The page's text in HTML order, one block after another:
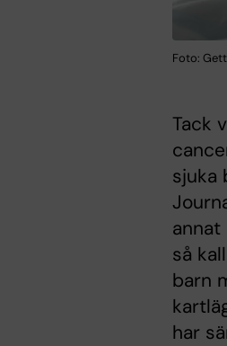
Foto:
Tack
sjuka
så
barn
har